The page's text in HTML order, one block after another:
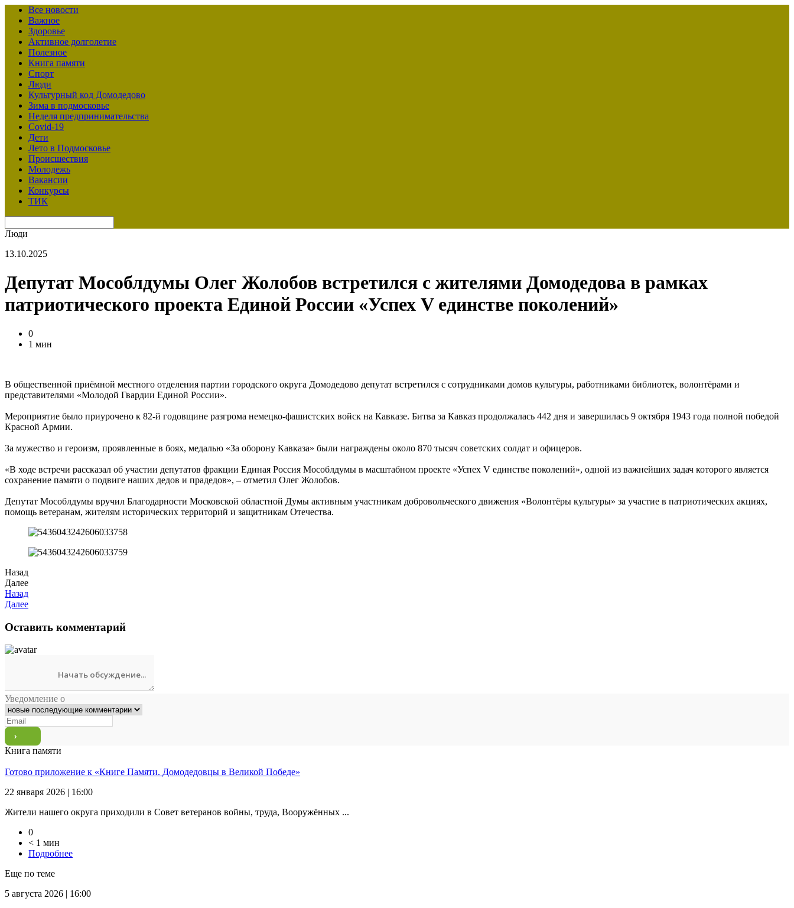
Все новости
Важное
Здоровье
Активное долголетие
Полезное
Книга памяти
Спорт
Люди
Культурный код Домодедово
Зима в подмосковье
Неделя предпринимательства
Covid-19
Дети
Лето в Подмосковье
Происшествия
Молодежь
Вакансии
Конкурсы
ТИК
Люди
13.10.2025
Депутат Мособлдумы Олег Жолобов встретился с жителями Домодедова в рамках
патриотического проекта Единой России «Успех V единстве поколений»
0
1 мин
В общественной приёмной местного отделения партии городского округа Домодедово депутат встретился с сотрудниками домов культуры, работниками библиотек, волонтёрами и
представителями «Молодой Гвардии Единой России».
Мероприятие было приурочено к 82-й годовщине разгрома немецко-фашистских войск на Кавказе. Битва за Кавказ продолжалась 442 дня и завершилась 9 октября 1943 года полной победой
Красной Армии.
За мужество и героизм, проявленные в боях, медалью «За оборону Кавказа» были награждены около 870 тысяч советских солдат и офицеров.
«В ходе встречи рассказал об участии депутатов фракции Единая Россия Мособлдумы в масштабном проекте «Успех V единстве поколений», одной из важнейших задач которого является
сохранение памяти о подвиге наших дедов и прадедов», – отметил Олег Жолобов.
Депутат Мособлдумы вручил Благодарности Московской областной Думы активным участникам добровольческого движения «Волонтёры культуры» за участие в патриотических акциях,
помощь ветеранам, жителям исторических территорий и защитникам Отечества.
Назад
Далее
Назад
Далее
Оставить комментарий
Уведомление о
Книга памяти
Готово приложение к «Книге Памяти. Домодедовцы в Великой Победе»
22 января 2026 | 16:00
Жители нашего округа приходили в Совет ветеранов войны, труда, Вооружённых ...
0
< 1 мин
Подробнее
Еще по теме
5 августа 2026 | 16:00